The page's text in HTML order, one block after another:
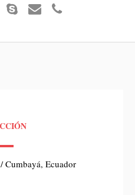
/ Cumbayá, Ecuador